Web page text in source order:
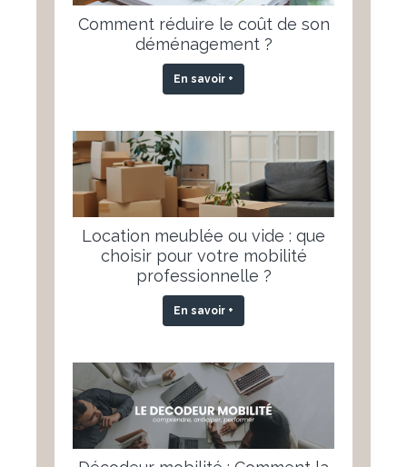
Comment réduire le coût de son
déménagement ?
En savoir +
Location meublée ou vide : que
choisir pour votre mobilité
professionnelle ?
En savoir +